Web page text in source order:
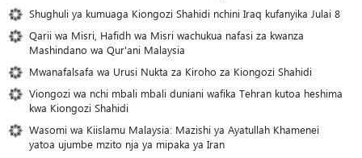
Shughuli ya kumuaga Kiongozi Shahidi nchini Iraq kufanyika Julai 8
Qarii wa Misri, Hafidh wa Misri wachukua nafasi za kwanza
Mashindano wa Qur'ani Malaysia
Mwanafalsafa wa Urusi Nukta za Kiroho za Kiongozi Shahidi
Viongozi wa nchi mbali mbali duniani wafika Tehran kutoa heshima
kwa Kiongozi Shahidi
Wasomi wa Kiislamu Malaysia: Mazishi ya Ayatullah Khamenei
yatoa ujumbe mzito nja ya mipaka ya Iran